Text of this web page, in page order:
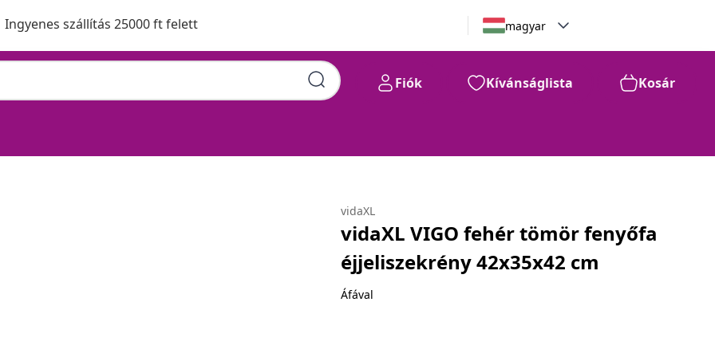
Ingyenes szállítás 25000 ft felett magyar
Fiók Kívánságlista Kosár
vidaXL
vidaXL VIGO fehér tömör fenyőfa
éjjeliszekrény 42x35x42 cm
Áfával